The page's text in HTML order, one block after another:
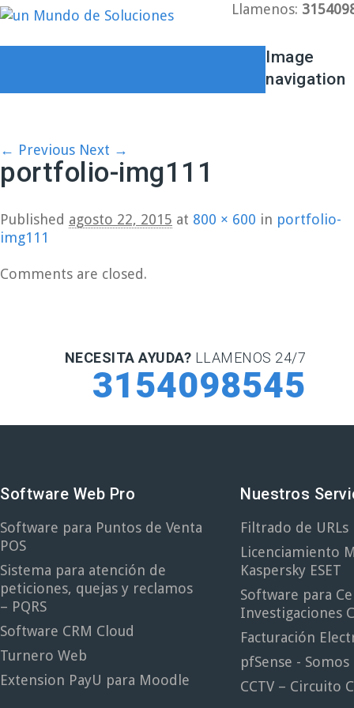
Llamenos:
Image
navigation
← Previous Next →
portfolio-img111
Published agosto 22, 2015 at 800 × 600 in portfolio-
img111
Comments are closed.
NECESITA AYUDA? LLAMENOS 24/7
3154098545
Software Web Pro
Software para Puntos de Venta
POS
Sistema para atención de
peticiones, quejas y reclamos
– PQRS
Software CRM Cloud
Turnero Web
Extension PayU para Moodle
Nuestros
Filtrado de
Licenciamiento
Kaspersky ESET
Software para
Investigaciones
Facturación
pfSense -
CCTV – Circuito